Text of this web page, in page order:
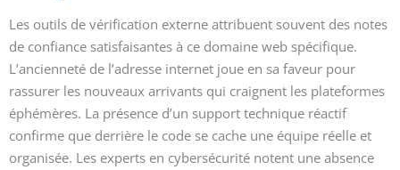
Les outils de vérification externe attribuent souvent des notes
de confiance satisfaisantes à ce domaine web spécifique.
L’ancienneté de l’adresse internet joue en sa faveur pour
rassurer les nouveaux arrivants qui craignent les plateformes
éphémères. La présence d’un support technique réactif
confirme que derrière le code se cache une équipe réelle et
organisée. Les experts en cybersécurité notent une absence